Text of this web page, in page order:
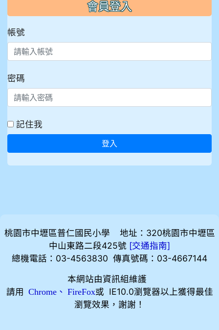
會員登入
帳號
密碼
記住我
登入
桃園市中壢區普仁國民小學 地址：320桃園市中壢區
中山東路二段425號 [交通指南]
總機電話：03-4563830 傳真號碼：03-4667144
本網站由資訊組維護
請用
Chrome、 FireFox或 IE10.0瀏覽器以上獲得最佳
瀏覽效果，謝謝！